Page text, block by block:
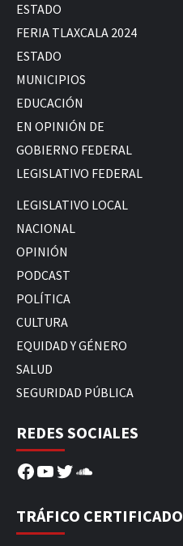
ESTADO
FERIA TLAXCALA 2024
ESTADO
MUNICIPIOS
EDUCACIÓN
EN OPINIÓN DE
GOBIERNO FEDERAL
LEGISLATIVO FEDERAL
LEGISLATIVO LOCAL
NACIONAL
OPINIÓN
PODCAST
POLÍTICA
CULTURA
EQUIDAD Y GÉNERO
SALUD
SEGURIDAD PÚBLICA
REDES SOCIALES
Facebook
YouTube
Twitter
SoundCloud
TRÁFICO CERTIFICADO